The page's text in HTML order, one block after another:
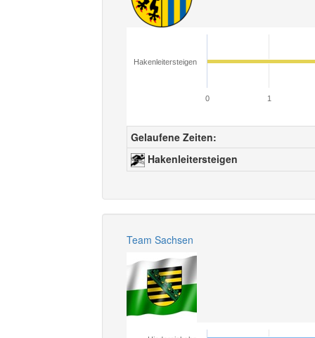
Hakenleitersteigen
0 1
Gelaufene Zeiten:
Hakenleitersteigen
Team Sachsen